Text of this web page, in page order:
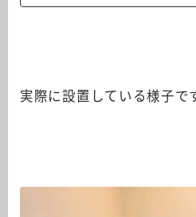
実際に設置している様子で